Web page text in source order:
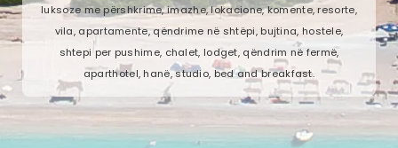
luksoze me përshkrime, imazhe, lokacione, komente, resorte,
vila, apartamente, qëndrime në shtëpi, bujtina, hostele,
shtepi per pushime, chalet, lodget, qëndrim në fermë,
aparthotel, hanë, studio, bed and breakfast.